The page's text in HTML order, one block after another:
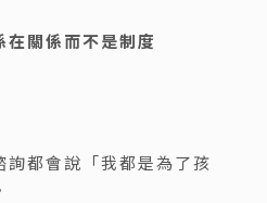
在關係而不是制度
都會說「我都是為了孩